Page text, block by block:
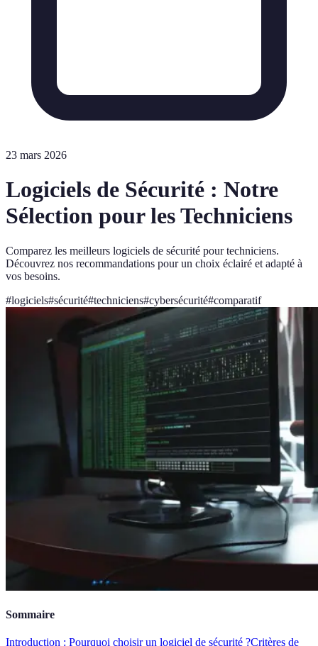
23 mars 2026
Logiciels de Sécurité : Notre
Sélection pour les Techniciens
Comparez les meilleurs logiciels de sécurité pour techniciens.
Découvrez nos recommandations pour un choix éclairé et adapté à
vos besoins.
#logiciels#sécurité#techniciens#cybersécurité#comparatif
Sommaire
Introduction : Pourquoi choisir un logiciel de sécurité ?Critères de